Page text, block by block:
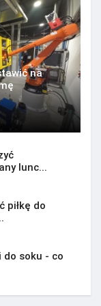
na
lunc...
piłkę do
do soku - co